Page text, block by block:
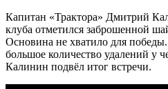
Капитан «Трактора» Дмитрий
клуба отметился заброшенной
Основина не хватило для
большое количество удалений у
Калинин подвёл итог встречи.